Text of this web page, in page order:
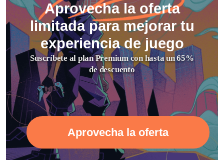
Aprovecha la oferta
limitada para mejorar tu
experiencia de juego
Suscríbete al plan Premium con hasta un 65%
de descuento
Aprovecha la oferta